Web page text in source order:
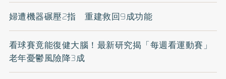
婦遭機器碾壓2指 重建救回9成功能
看球賽竟能復健大腦！最新研究揭「每週看運動賽」
老年憂鬱風險降3成